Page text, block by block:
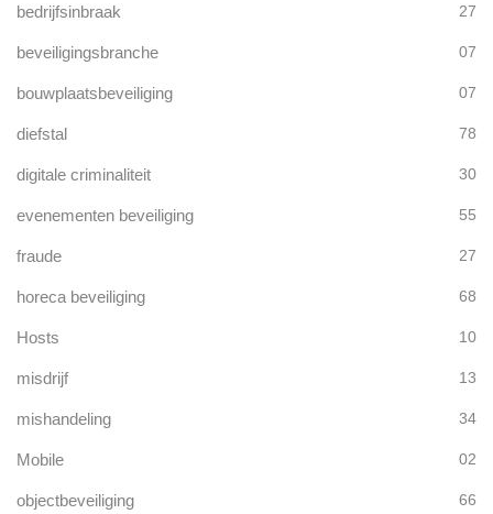
bedrijfsinbraak 27
beveiligingsbranche 07
bouwplaatsbeveiliging 07
diefstal 78
digitale criminaliteit 30
evenementen beveiliging 55
fraude 27
horeca beveiliging 68
Hosts 10
misdrijf 13
mishandeling 34
Mobile 02
objectbeveiliging 66